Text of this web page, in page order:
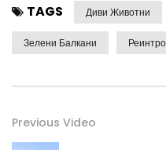
TAGS Диви Животни
Зелени Балкани
Previous Video